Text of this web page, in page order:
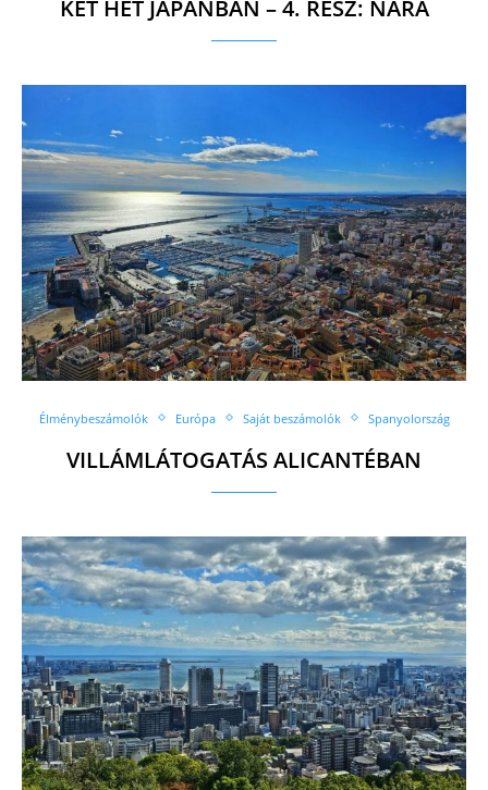
KÉT HÉT JAPÁNBAN – 4. RÉSZ: NARA
Élménybeszámolók Európa Saját beszámolók Spanyolország
VILLÁMLÁTOGATÁS ALICANTÉBAN